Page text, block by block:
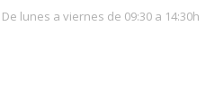
De lunes a viernes de 09:30 a 14:30h